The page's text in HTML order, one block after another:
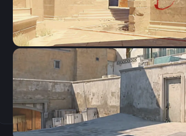
CSGO-8CVVt-wA36G-BZOMh-PNaRz-zwsyM